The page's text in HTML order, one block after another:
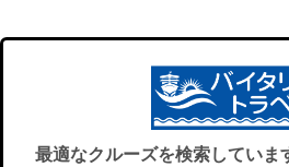
最適なクルーズを検索していま